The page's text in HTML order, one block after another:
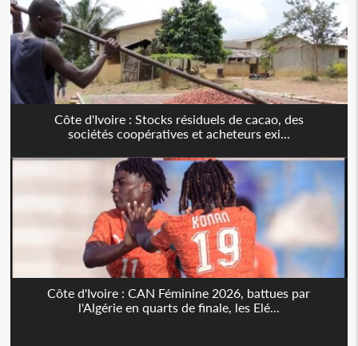
Côte d'Ivoire : Stocks résiduels de cacao, des
sociétés coopératives et acheteurs exi...
Côte d'Ivoire : CAN Féminine 2026, battues par
l'Algérie en quarts de finale, les Elé...